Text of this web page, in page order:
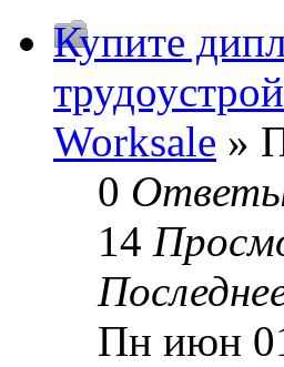
Купите
Worksale »
0
14
Пн июн